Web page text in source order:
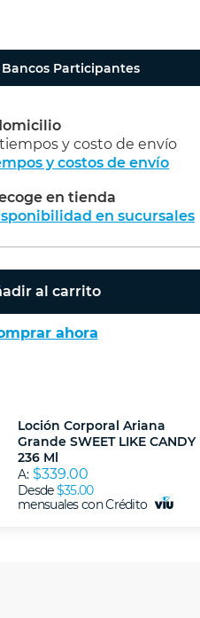
Bancos Participantes
y costo de envío
y costos de envío
Calcular
en tienda
en sucursales
al carrito
ahora
Loción Corporal Ariana
Grande SWEET LIKE CANDY
236 Ml
A: $339.00
Desde$35.00
mensuales con Crédito